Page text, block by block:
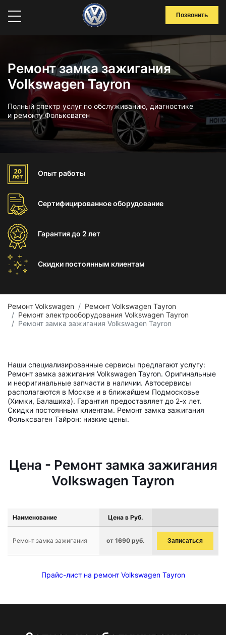
Позвонить
Ремонт замка зажигания
Volkswagen Tayron
Полный спектр услуг по обслуживанию, диагностике
и ремонту Фольксваген
Опыт работы
Сертифицированноеоборудование
Гарантиядо 2 лет
Скидки постоянным клиентам
Ремонт Volkswagen
Ремонт Volkswagen Tayron
Ремонт электрооборудования Volkswagen Tayron
Ремонт замка зажигания Volkswagen Tayron
Наши специализированные сервисы предлагают услугу:
Ремонт замка зажигания Volkswagen Tayron. Оригинальные
и неоригинальные запчасти в наличии. Автосервисы
располагаются в Москве и в ближайшем Подмосковье
(Химки, Балашиха). Гарантия предоставляет до 2-х лет.
Скидки постоянным клиентам. Ремонт замка зажигания
Фольксваген Тайрон: низкие цены.
Цена - Ремонт замка зажигания
Volkswagen Tayron
Наименование Цена в Руб.
Ремонт замка зажигания от 1690 руб. Записаться
Прайс-лист на ремонт Volkswagen Tayron